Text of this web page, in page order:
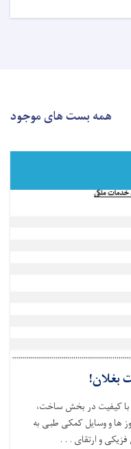
همه بست های موجود
بغلان!
با کیفیت در بخش ساخت،
ها و وسایل کمکی طبی به
و ارتقای . . .